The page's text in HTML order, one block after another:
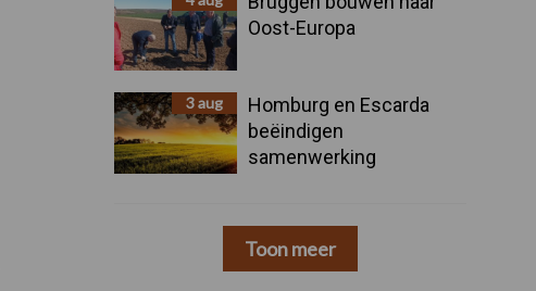
Oost-Europa
3 aug
Homburg en Escarda
beëindigen
samenwerking
Toon meer